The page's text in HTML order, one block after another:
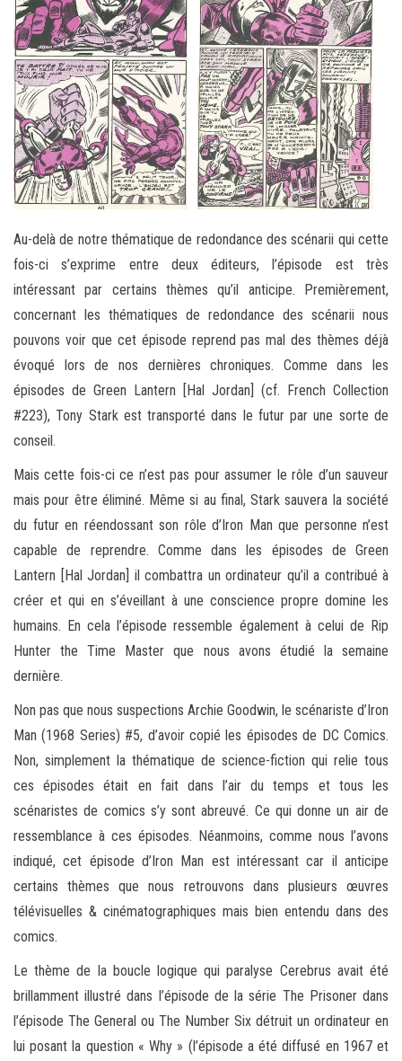
Au-delà de notre thématique de redondance des scénarii qui cette
fois-ci s’exprime entre deux éditeurs, l’épisode est très
intéressant par certains thèmes qu’il anticipe. Premièrement,
concernant les thématiques de redondance des scénarii nous
pouvons voir que cet épisode reprend pas mal des thèmes déjà
évoqué lors de nos dernières chroniques. Comme dans les
épisodes de Green Lantern [Hal Jordan] (cf. French Collection
#223), Tony Stark est transporté dans le futur par une sorte de
conseil.
Mais cette fois-ci ce n’est pas pour assumer le rôle d’un sauveur
mais pour être éliminé. Même si au final, Stark sauvera la société
du futur en réendossant son rôle d’Iron Man que personne n’est
capable de reprendre. Comme dans les épisodes de Green
Lantern [Hal Jordan] il combattra un ordinateur qu’il a contribué à
créer et qui en s’éveillant à une conscience propre domine les
humains. En cela l’épisode ressemble également à celui de Rip
Hunter the Time Master que nous avons étudié la semaine
dernière.
Non pas que nous suspections Archie Goodwin, le scénariste d’Iron
Man (1968 Series) #5, d’avoir copié les épisodes de DC Comics.
Non, simplement la thématique de science-fiction qui relie tous
ces épisodes était en fait dans l’air du temps et tous les
scénaristes de comics s’y sont abreuvé. Ce qui donne un air de
ressemblance à ces épisodes. Néanmoins, comme nous l’avons
indiqué, cet épisode d’Iron Man est intéressant car il anticipe
certains thèmes que nous retrouvons dans plusieurs œuvres
télévisuelles & cinématographiques mais bien entendu dans des
comics.
Le thème de la boucle logique qui paralyse Cerebrus avait été
brillamment illustré dans l’épisode de la série The Prisoner dans
l’épisode The General ou The Number Six détruit un ordinateur en
lui posant la question « Why » (l’épisode a été diffusé en 1967 et